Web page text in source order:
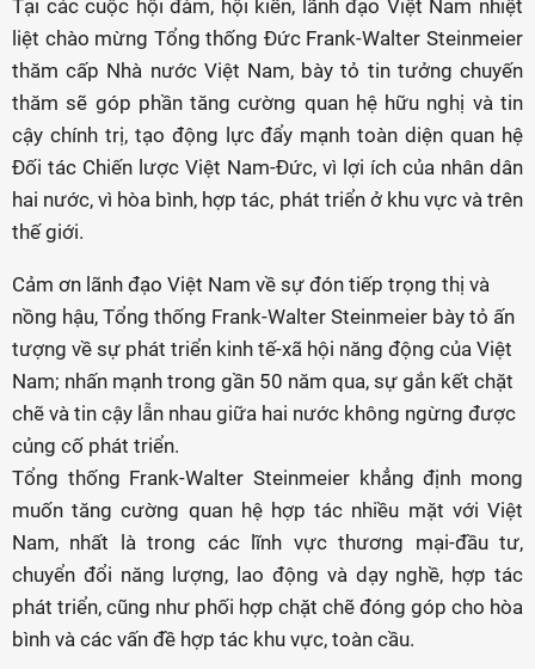
Tại các cuộc hội đàm, hội kiến, lãnh đạo Việt Nam nhiệt
liệt chào mừng Tổng thống Đức Frank-Walter Steinmeier
thăm cấp Nhà nước Việt Nam, bày tỏ tin tưởng chuyến
thăm sẽ góp phần tăng cường quan hệ hữu nghị và tin
cậy chính trị, tạo động lực đẩy mạnh toàn diện quan hệ
Đối tác Chiến lược Việt Nam-Đức, vì lợi ích của nhân dân
hai nước, vì hòa bình, hợp tác, phát triển ở khu vực và trên
thế giới.
Cảm ơn lãnh đạo Việt Nam về sự đón tiếp trọng thị và
nồng hậu, Tổng thống Frank-Walter Steinmeier bày tỏ ấn
tượng về sự phát triển kinh tế-xã hội năng động của Việt
Nam; nhấn mạnh trong gần 50 năm qua, sự gắn kết chặt
chẽ và tin cậy lẫn nhau giữa hai nước không ngừng được
củng cố phát triển.
Tổng thống Frank-Walter Steinmeier khẳng định mong
muốn tăng cường quan hệ hợp tác nhiều mặt với Việt
Nam, nhất là trong các lĩnh vực thương mại-đầu tư,
chuyển đổi năng lượng, lao động và dạy nghề, hợp tác
phát triển, cũng như phối hợp chặt chẽ đóng góp cho hòa
bình và các vấn đề hợp tác khu vực, toàn cầu.